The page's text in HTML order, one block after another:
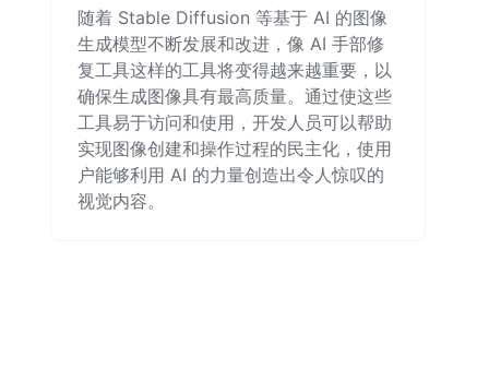
随着 Stable Diffusion 等基于 AI 的图像
生成模型不断发展和改进，像 AI 手部修
复工具这样的工具将变得越来越重要，以
确保生成图像具有最高质量。通过使这些
工具易于访问和使用，开发人员可以帮助
实现图像创建和操作过程的民主化，使用
户能够利用 AI 的力量创造出令人惊叹的
视觉内容。